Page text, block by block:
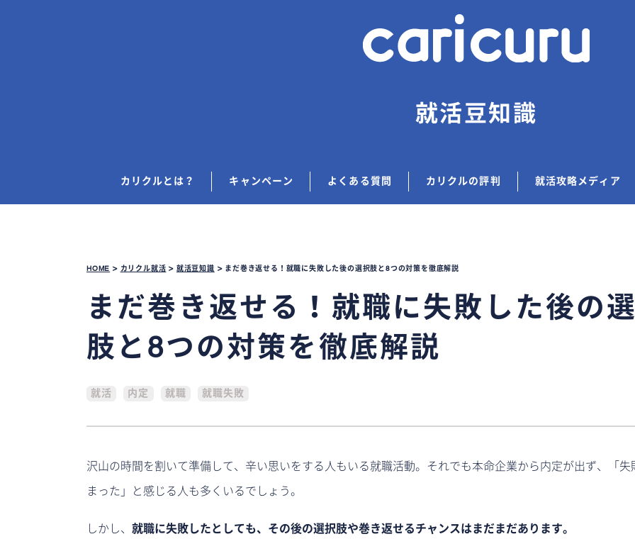
就活豆知識
カリクルとは？ キャンペーン よくある質問 カリクルの評判 就活攻略メディア
HOME > カリクル就活 > 就活豆知識 > まだ巻き返せる！就職に失敗した後の選択肢と8つの対策を徹底解説
まだ巻き返せる！就職に失敗した後の
肢と8つの対策を徹底解説
就活 内定 就職 就職失敗
沢山の時間を割いて準備して、辛い思いをする人もいる就職活動。それでも本命企業から内定が出ず、「失
まった」と感じる人も多くいるでしょう。
しかし、 就職に失敗したとしても、その後の選択肢や巻き返せるチャンスはまだまだあります。